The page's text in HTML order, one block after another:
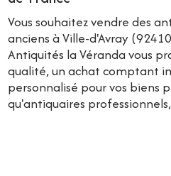
Vous souhaitez vendre des
anciens à Ville-d'Avray
Antiquités la Véranda vous
qualité, un achat comptant
personnalisé pour vos biens
qu'antiquaires